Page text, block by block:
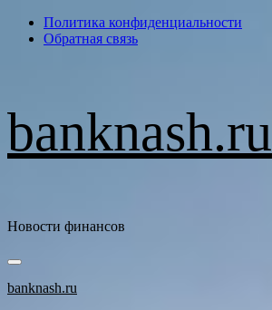
ПерейтиПолитика конфиденциальности
Обратная связь
banknash.ru
Новости финансов
Основное
меню
banknash.ru